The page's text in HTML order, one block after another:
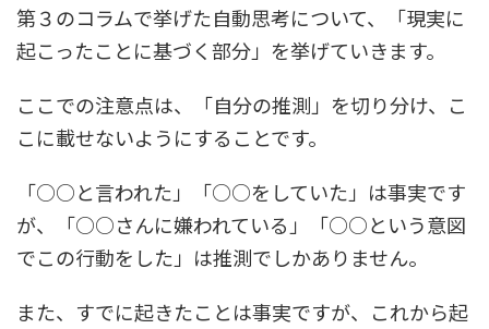
第３のコラムで挙げた自動思考について、「現実に
起こったことに基づく部分」を挙げていきます。
ここでの注意点は、「自分の推測」を切り分け、こ
こに載せないようにすることです。
「○○と言われた」「○○をしていた」は事実です
が、「○○さんに嫌われている」「○○という意図
でこの行動をした」は推測でしかありません。
また、すでに起きたことは事実ですが、これから起